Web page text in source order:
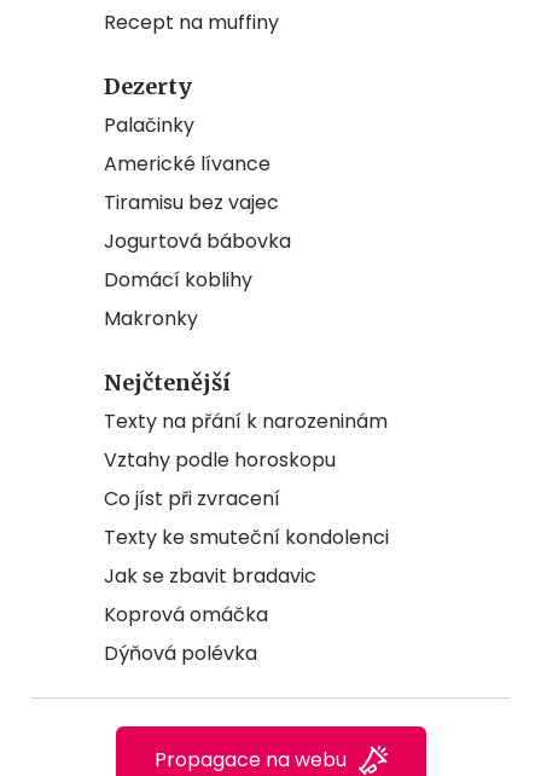
Recept na muffiny
Dezerty
Palačinky
Americké lívance
Tiramisu bez vajec
Jogurtová bábovka
Domácí koblihy
Makronky
Nejčtenější
Texty na přání k narozeninám
Vztahy podle horoskopu
Co jíst při zvracení
Texty ke smuteční kondolenci
Jak se zbavit bradavic
Koprová omáčka
Dýňová polévka
Propagace na webu